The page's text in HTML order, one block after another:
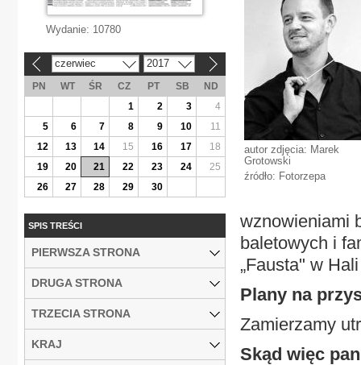
autor zdjęcia: Marek
Grotowski
źródło: Fotorzepa
wznowieniami
baletowych i
„Fausta" w
Plany na
Zamierzamy
Skąd więc
Wydanie: 10780
czerwiec 2017
PN WT ŚR CZ PT SB
ND
1
2 3
4
5
6 7 8 9 10
11
12
13 14 15 16 17
18
19
20 21 22 23 24
25
26
27 28 29 30
SPIS TREŚCI
PIERWSZA STRONA
DRUGA STRONA
TRZECIA STRONA
KRAJ